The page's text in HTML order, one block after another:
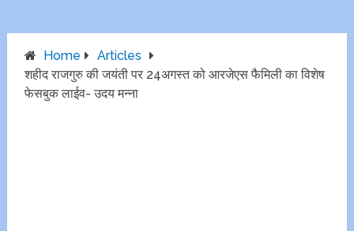
Home
Articles
शहीद राजगुरु की जयंती पर 24अगस्त को आरजेएस फैमिली का विशेष
फेसबुक लाईव- उदय मन्ना